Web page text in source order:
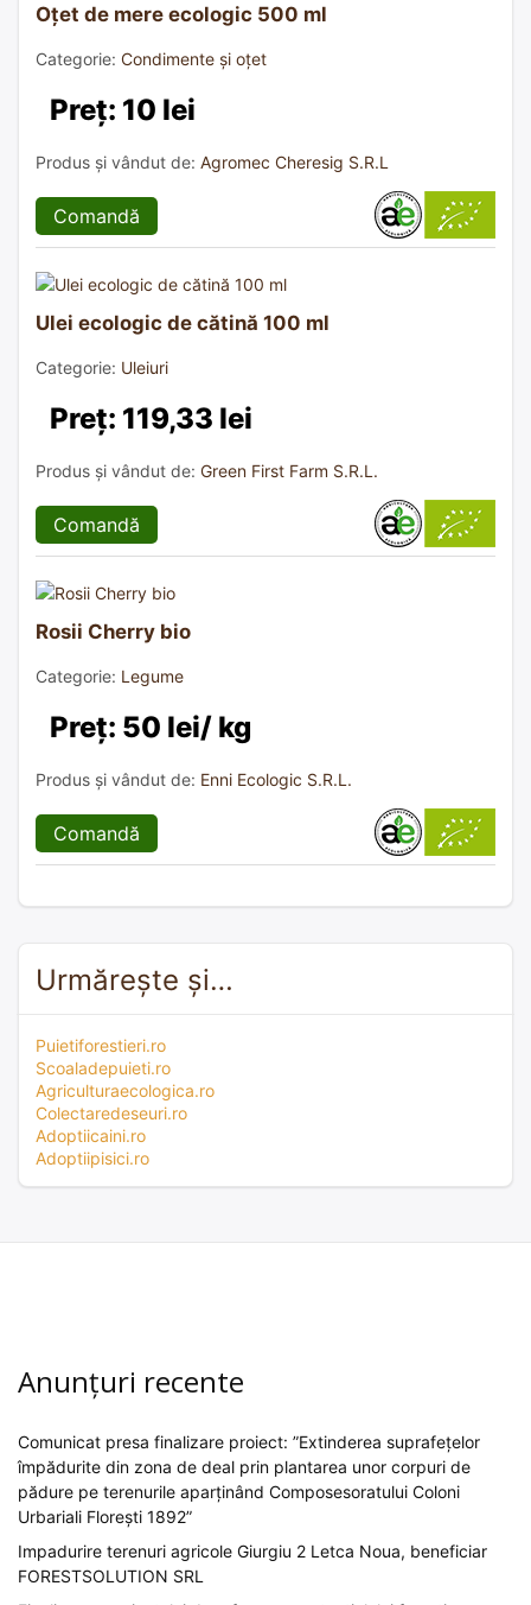
Oțet de mere ecologic 500 ml
Categorie: Condimente și oțet
Preț: 10 lei
Produs și vândut de: Agromec Cheresig S.R.L
Comandă
Ulei ecologic de cătină 100 ml
Categorie: Uleiuri
Preț: 119,33 lei
Produs și vândut de: Green First Farm S.R.L.
Comandă
Rosii Cherry bio
Categorie: Legume
Preț: 50 lei/ kg
Produs și vândut de: Enni Ecologic S.R.L.
Comandă
Urmărește și…
Puietiforestieri.ro
Scoaladepuieti.ro
Agriculturaecologica.ro
Colectaredeseuri.ro
Adoptiicaini.ro
Adoptiipisici.ro
Anunțuri recente
Comunicat presa finalizare proiect: ”Extinderea suprafețelor
împădurite din zona de deal prin plantarea unor corpuri de
pădure pe terenurile aparținând Composesoratului Coloni
Urbariali Florești 1892”
Impadurire terenuri agricole Giurgiu 2 Letca Noua, beneficiar
FORESTSOLUTION SRL